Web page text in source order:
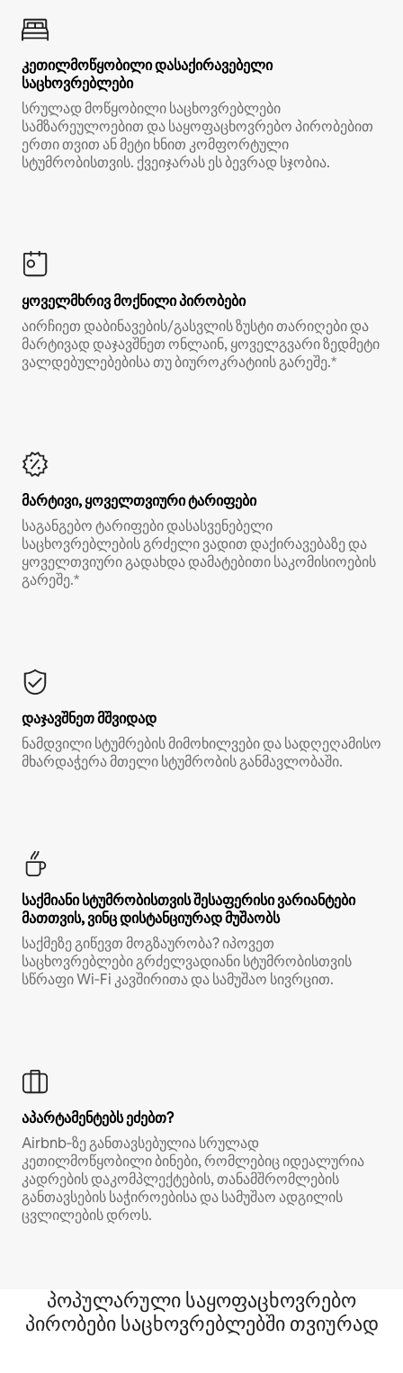
კეთილმოწყობილი დასაქირავებელი
საცხოვრებლები
სრულად მოწყობილი საცხოვრებლები
სამზარეულოებით და საყოფაცხოვრებო პირობებით
ერთი თვით ან მეტი ხნით კომფორტული
სტუმრობისთვის. ქვეიჯარას ეს ბევრად სჯობია.
ყოველმხრივ მოქნილი პირობები
აირჩიეთ დაბინავების/გასვლის ზუსტი თარიღები და
მარტივად დაჯავშნეთ ონლაინ, ყოველგვარი ზედმეტი
ვალდებულებებისა თუ ბიუროკრატიის გარეშე.*
მარტივი, ყოველთვიური ტარიფები
საგანგებო ტარიფები დასასვენებელი
საცხოვრებლების გრძელი ვადით დაქირავებაზე და
ყოველთვიური გადახდა დამატებითი საკომისიოების
გარეშე.*
დაჯავშნეთ მშვიდად
ნამდვილი სტუმრების მიმოხილვები და სადღეღამისო
მხარდაჭერა მთელი სტუმრობის განმავლობაში.
საქმიანი სტუმრობისთვის შესაფერისი ვარიანტები
მათთვის, ვინც დისტანციურად მუშაობს
საქმეზე გიწევთ მოგზაურობა? იპოვეთ
საცხოვრებლები გრძელვადიანი სტუმრობისთვის
სწრაფი Wi‑Fi კავშირითა და სამუშაო სივრცით.
აპარტამენტებს ეძებთ?
Airbnb‑ზე განთავსებულია სრულად
კეთილმოწყობილი ბინები, რომლებიც იდეალურია
კადრების დაკომპლექტების, თანამშრომლების
განთავსების საჭიროებისა და სამუშაო ადგილის
ცვლილების დროს.
პოპულარული საყოფაცხოვრებო
პირობები საცხოვრებლებში თვიურად